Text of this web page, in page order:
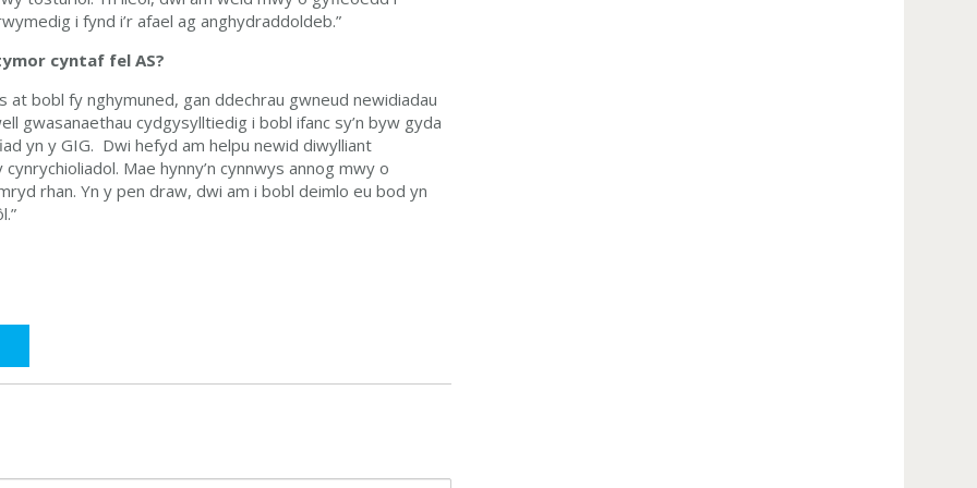
i fynd i’r afael ag anghydraddoldeb.”
cyntaf fel AS?
at bobl fy nghymuned, gan ddechrau gwneud newidiadau
gwasanaethau cydgysylltiedig i bobl ifanc sy’n byw gyda
yn y GIG. Dwi hefyd am helpu newid diwylliant
Mae hynny’n cynnwys annog mwy o
rhan. Yn y pen draw, dwi am i bobl deimlo eu bod yn